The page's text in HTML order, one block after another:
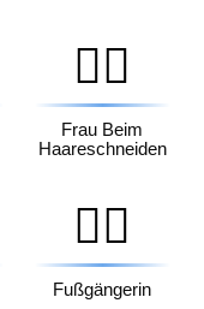
💇‍♀️
Frau Beim
Haareschneiden
🚶‍♀️
Fußgängerin